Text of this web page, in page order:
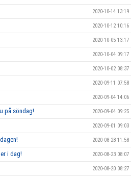
2020-10-14 13:19
2020-10-12 10:16
2020-10-05 13:17
2020-10-04 09:17
2020-10-02 08:37
2020-09-11 07:58
2020-09-04 14:06
på söndag! 2020-09-04 09:25
2020-09-01 09:03
2020-08-28 11:58
i dag! 2020-08-23 08:07
2020-08-20 08:27